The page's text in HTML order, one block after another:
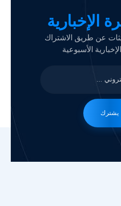
الإخبارية
عن طريق الاشتراك
الأسبوعية
يشترك